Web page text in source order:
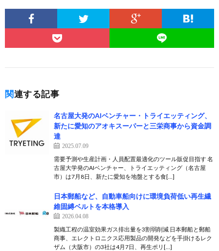
関連する記事
名古屋大発のAIベンチャー・トライエッティング、
新たに愛知のアオキスーパーと三栄商事から資金調
達
2025.07.09
需要予測や生産計画・人員配置最適化のツール販促目指す 名
古屋大学発のAIベンチャー、トライエッティング（名古屋
市）は7月8日、新たに愛知を地盤とする食[…]
日本郵船など、自動車船向けに環境負荷低い再生繊
維固縛ベルトを本格導入
2026.04.08
製織工程の温室効果ガス排出量を3割弱削減 日本郵船と郵船
商事、エレクトロニクス応用製品の開発などを手掛けるレク
ザム（大阪市）の3社は4月7日、再生ポリ[…]